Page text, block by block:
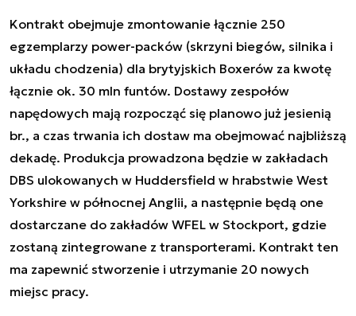
Kontrakt obejmuje zmontowanie łącznie 250
egzemplarzy power-packów (skrzyni biegów, silnika i
układu chodzenia) dla brytyjskich Boxerów za kwotę
łącznie ok. 30 mln funtów. Dostawy zespołów
napędowych mają rozpocząć się planowo już jesienią
br., a czas trwania ich dostaw ma obejmować najbliższą
dekadę. Produkcja prowadzona będzie w zakładach
DBS ulokowanych w Huddersfield w hrabstwie West
Yorkshire w północnej Anglii, a następnie będą one
dostarczane do zakładów WFEL w Stockport, gdzie
zostaną zintegrowane z transporterami. Kontrakt ten
ma zapewnić stworzenie i utrzymanie 20 nowych
miejsc pracy.